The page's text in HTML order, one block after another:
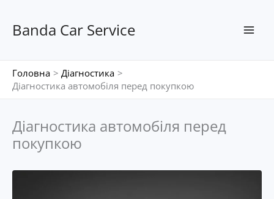
вмістуBanda Car Service
Головна
Діагностика
Діагностика автомобіля перед покупкою
Діагностика автомобіля перед
покупкою